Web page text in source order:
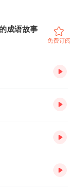
成语故事
免费订阅